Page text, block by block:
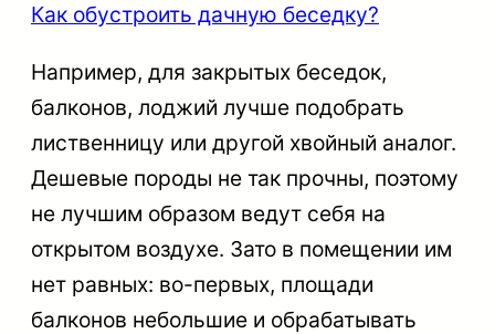
Как обустроить дачную беседку?
Например, для закрытых беседок,
балконов, лоджий лучше подобрать
лиственницу или другой хвойный аналог.
Дешевые породы не так прочны, поэтому
не лучшим образом ведут себя на
открытом воздухе. Зато в помещении им
нет равных: во-первых, площади
балконов небольшие и обрабатывать